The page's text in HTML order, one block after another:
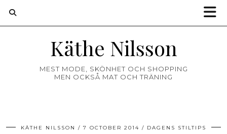
Käthe Nilsson
MEST MODE, SKÖNHET OCH SHOPPING
MEN OCKSÅ MAT OCH TRÄNING
KÄTHE NILSSON 7 OCTOBER 2014 DAGENS STILTIPS